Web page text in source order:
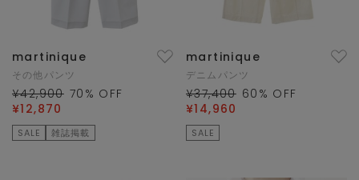
martinique
その他パンツ
¥42,900 70 % OFF
¥12,870
SALE 雑誌掲載
martinique
デニムパンツ
¥37,400 60 % OFF
¥14,960
SALE